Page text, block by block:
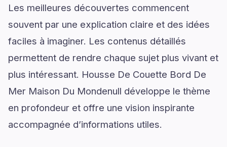
Les meilleures découvertes commencent
souvent par une explication claire et des idées
faciles à imaginer. Les contenus détaillés
permettent de rendre chaque sujet plus vivant et
plus intéressant. Housse De Couette Bord De
Mer Maison Du Mondenull développe le thème
en profondeur et offre une vision inspirante
accompagnée d’informations utiles.